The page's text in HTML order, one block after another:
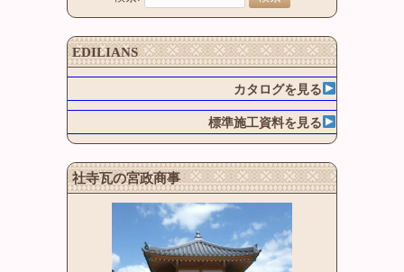
EDILIANS
カタログを見る
標準施工資料を見る
社寺瓦の宮政商事